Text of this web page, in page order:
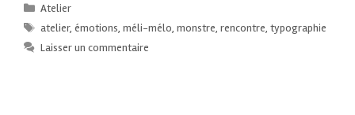
Atelier
atelier,émotions,méli-mélo,monstre,rencontre,typographie
Laisser un commentaire